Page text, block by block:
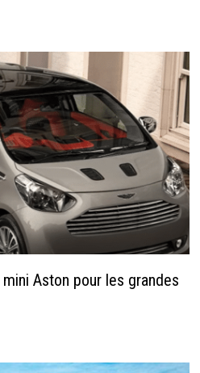
Aston pour les grandes